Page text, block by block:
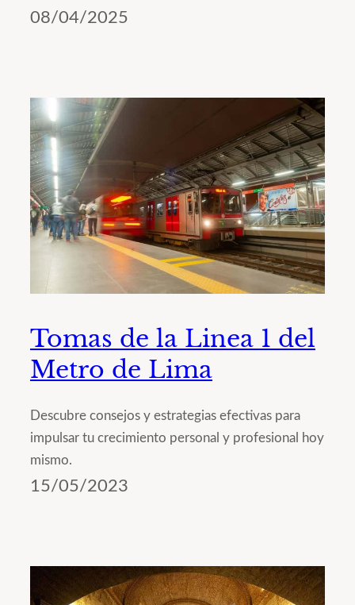
08/04/2025
Tomas de la Linea 1 del
Metro de Lima
Descubre consejos y estrategias efectivas para
impulsar tu crecimiento personal y profesional hoy
mismo.
15/05/2023